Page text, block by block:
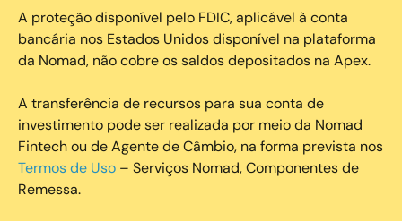
A proteção disponível pelo FDIC, aplicável à conta
bancária nos Estados Unidos disponível na plataforma
da Nomad, não cobre os saldos depositados na Apex.
A transferência de recursos para sua conta de
investimento pode ser realizada por meio da Nomad
Fintech ou de Agente de Câmbio, na forma prevista nos
Termos de Uso – Serviços Nomad, Componentes de
Remessa.